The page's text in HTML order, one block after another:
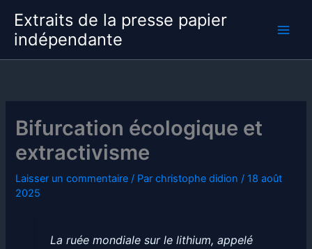
contenu
Extraits de la presse papier
indépendante
Bifurcation écologique et
extractivisme
Laisser un commentaire / Parchristophe didion / 18 août
2025
La ruée mondiale sur le lithium, appelé